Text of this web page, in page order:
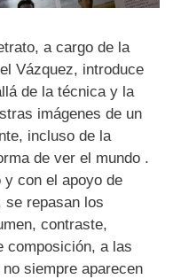
a cargo de la
Vázquez, introduce
de la técnica y la
imágenes de un
incluso de la
de ver el mundo .
y con el apoyo de
se repasan los
contraste,
a las
siempre aparecen